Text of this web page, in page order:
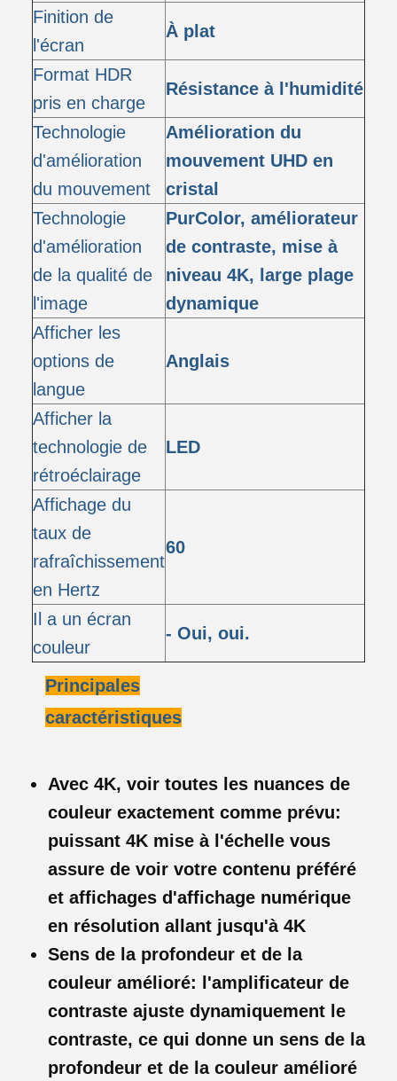
Finition de
l'écran
À plat
Format HDR
pris en charge
Résistance à l'humidité
Technologie
d'amélioration
du mouvement
Amélioration du
mouvement UHD en
cristal
Technologie
d'amélioration
de la qualité de
l'image
PurColor, améliorateur
de contraste, mise à
niveau 4K, large plage
dynamique
Afficher les
options de
langue
Anglais
Afficher la
technologie de
rétroéclairage
LED
Affichage du
taux de
rafraîchissement
en Hertz
60
Il a un écran
couleur
- Oui, oui.
Principales
caractéristiques
Avec 4K, voir toutes les nuances de
couleur exactement comme prévu:
puissant 4K mise à l'échelle vous
assure de voir votre contenu préféré
et affichages d'affichage numérique
en résolution allant jusqu'à 4K
Sens de la profondeur et de la
couleur amélioré: l'amplificateur de
contraste ajuste dynamiquement le
contraste, ce qui donne un sens de la
profondeur et de la couleur amélioré